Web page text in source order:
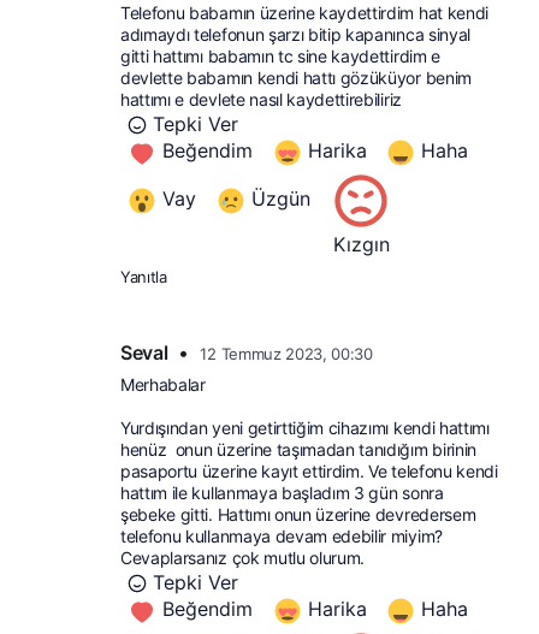
Telefonu babamın üzerine kaydettirdim hat kendi
adımaydı telefonun şarzı bitip kapanınca sinyal
gitti hattımı babamın tc sine kaydettirdim e
devlette babamın kendi hattı gözüküyor benim
hattımı e devlete nasıl kaydettirebiliriz
Tepki Ver
Beğendim
Harika
Haha
Vay
Üzgün
Kızgın
Yanıtla
Seval • 12 Temmuz 2023, 00:30
Merhabalar
Yurdışından yeni getirttiğim cihazımı kendi hattımı
henüz  onun üzerine taşımadan tanıdığım birinin
pasaportu üzerine kayıt ettirdim. Ve telefonu kendi
hattım ile kullanmaya başladım 3 gün sonra
şebeke gitti. Hattımı onun üzerine devredersem
telefonu kullanmaya devam edebilir miyim?
Cevaplarsanız çok mutlu olurum.
Tepki Ver
Beğendim
Harika
Haha